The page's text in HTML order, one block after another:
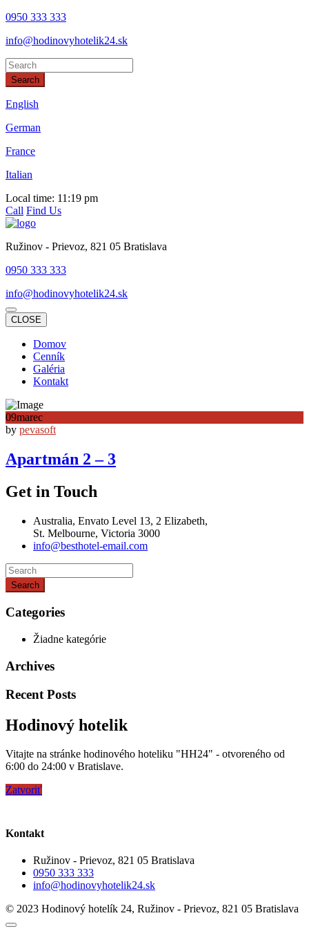
0950 333 333
info@hodinovyhotelik24.sk
Search
English
German
France
Italian
Local time: 11:19 pm
Call Find Us
Ružinov - Prievoz, 821 05 Bratislava
0950 333 333
info@hodinovyhotelik24.sk
CLOSE
Domov
Cenník
Galéria
Kontakt
09marec
by pevasoft
Apartmán 2 – 3
Get in Touch
Australia, Envato Level 13, 2 Elizabeth,
St. Melbourne, Victoria 3000
info@besthotel-email.com
Search
Categories
Žiadne kategórie
Archives
Recent Posts
Hodinový hotelik
Vitajte na stránke hodinového hoteliku "HH24" - otvoreného od
6:00 do 24:00 v Bratislave.
Zatvoriť
Kontakt
Ružinov - Prievoz, 821 05 Bratislava
0950 333 333
info@hodinovyhotelik24.sk
© 2023 Hodinový hotelík 24, Ružinov - Prievoz, 821 05 Bratislava